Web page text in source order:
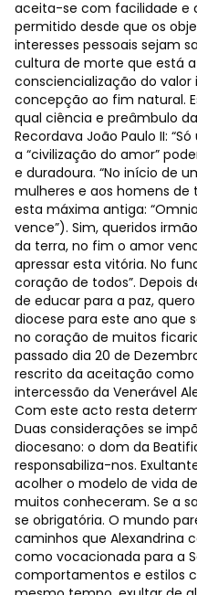
aceita-se com facilidade e
permitido desde que os
interesses pessoais sejam
cultura de morte que está
consciencialização do valor
concepção ao fim natural.
qual ciência e preâmbulo
Recordava João Paulo II:
a “civilização do amor”
e duradoura. “No início de
mulheres e aos homens de
esta máxima antiga:
vence”). Sim, queridos
da terra, no fim o amor
apressar esta vitória. No
coração de todos”. Depois
de educar para a paz,
diocese para este ano que
no coração de muitos
passado dia 20 de
rescrito da aceitação
intercessão da Venerável
Com este acto resta
Duas considerações se
diocesano: o dom da
responsabiliza-nos.
acolher o modelo de vida
muitos conheceram. Se a
se obrigatória. O mundo
caminhos que Alexandrina
como vocacionada para a
comportamentos e estilos